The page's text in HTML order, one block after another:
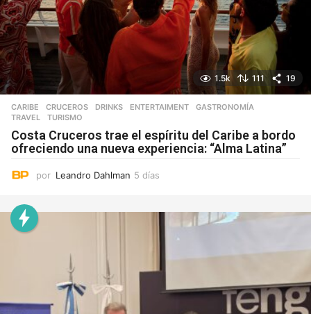
1.5k 111 19
CARIBE ,CRUCEROS ,DRINKS ,ENTERTAIMENT ,GASTRONOMÍA
TRAVEL
,TURISMO
Costa Cruceros trae el espíritu del Caribe a bordo
ofreciendo una nueva experiencia: “Alma Latina”
por Leandro Dahlman 5 días
a